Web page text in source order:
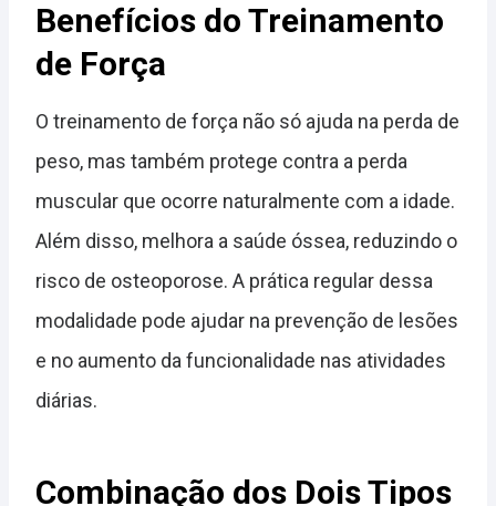
Benefícios do Treinamento
de Força
O treinamento de força não só ajuda na perda de
peso, mas também protege contra a perda
muscular que ocorre naturalmente com a idade.
Além disso, melhora a saúde óssea, reduzindo o
risco de osteoporose. A prática regular dessa
modalidade pode ajudar na prevenção de lesões
e no aumento da funcionalidade nas atividades
diárias.
Combinação dos Dois Tipos